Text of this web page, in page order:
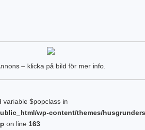
– klicka på bild för mer info.
variable $popclass in
wp-content/themes/
on line 163